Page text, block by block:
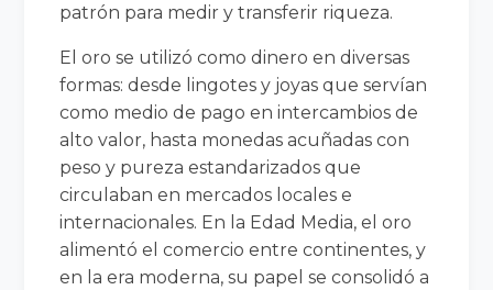
patrón para medir y transferir riqueza.
El oro se utilizó como dinero en diversas
formas: desde lingotes y joyas que servían
como medio de pago en intercambios de
alto valor, hasta monedas acuñadas con
peso y pureza estandarizados que
circulaban en mercados locales e
internacionales. En la Edad Media, el oro
alimentó el comercio entre continentes, y
en la era moderna, su papel se consolidó a